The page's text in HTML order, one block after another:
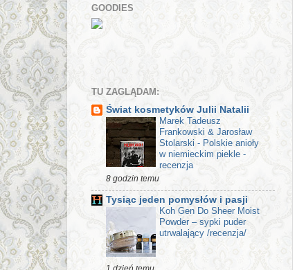
GOODIES
TU ZAGLĄDAM:
Świat kosmetyków Julii Natalii
Marek Tadeusz
Frankowski & Jarosław
Stolarski - Polskie anioły
w niemieckim piekle -
recenzja
8 godzin temu
Tysiąc jeden pomysłów i pasji
Koh Gen Do Sheer Moist
Powder – sypki puder
utrwalający /recenzja/